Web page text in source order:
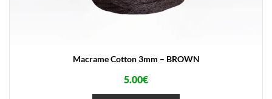
Macrame Cotton 3mm – BROWN
5.00€